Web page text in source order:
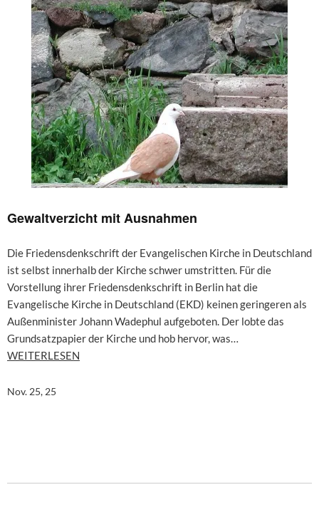
Gewaltverzicht mit Ausnahmen
Die Friedensdenkschrift der Evangelischen Kirche in Deutschland
ist selbst innerhalb der Kirche schwer umstritten. Für die
Vorstellung ihrer Friedensdenkschrift in Berlin hat die
Evangelische Kirche in Deutschland (EKD) keinen geringeren als
Außenminister Johann Wadephul aufgeboten. Der lobte das
Grundsatzpapier der Kirche und hob hervor, was…
WEITERLESEN
Nov. 25, 25